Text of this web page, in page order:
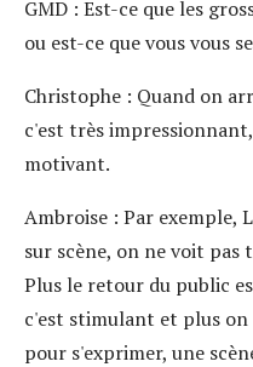
GMD : Est-ce que les
ou est-ce que vous vous
Christophe : Quand on
c'est très
motivant.
Ambroise : Par exemple,
sur scène, on ne voit
Plus le retour du public
c'est stimulant et plus on
pour s'exprimer, une